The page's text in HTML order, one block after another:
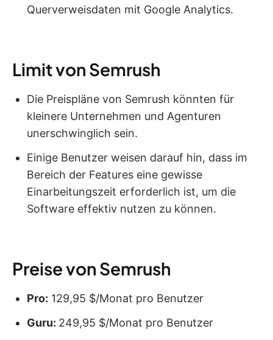
Querverweisdaten mit Google Analytics.
Limit von Semrush
Die Preispläne von Semrush könnten für
kleinere Unternehmen und Agenturen
unerschwinglich sein.
Einige Benutzer weisen darauf hin, dass im
Bereich der Features eine gewisse
Einarbeitungszeit erforderlich ist, um die
Software effektiv nutzen zu können.
Preise von Semrush
Pro: 129,95 $/Monat pro Benutzer
Guru: 249,95 $/Monat pro Benutzer